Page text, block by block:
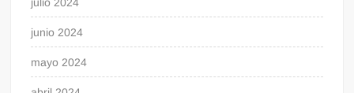
junio 2024
mayo 2024